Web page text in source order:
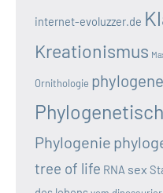
internet-evoluzzer.de
Kreationismus
Ornithologie
Phylogenie
tree of life RNA sex